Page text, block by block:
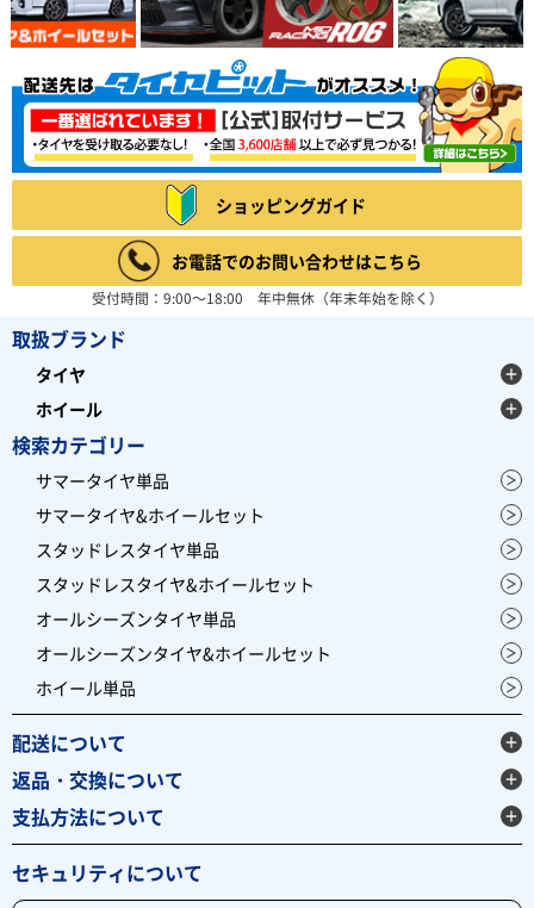
ショッピングガイド
お電話でのお問い合わせはこちら
受付時間：9:00～18:00 年中無休（年末年始を除く）
取扱ブランド
タイヤ
ホイール
検索カテゴリー
サマータイヤ単品
サマータイヤ&ホイールセット
スタッドレスタイヤ単品
スタッドレスタイヤ&ホイールセット
オールシーズンタイヤ単品
オールシーズンタイヤ&ホイールセット
ホイール単品
配送について
返品・交換について
支払方法について
セキュリティについて